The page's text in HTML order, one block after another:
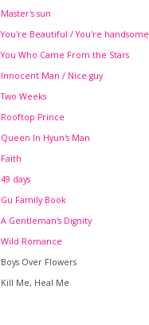
Master's sun
You're Beautiful / You're handsome
You Who Came From the Stars
Innocent Man / Nice guy
Two Weeks
Rooftop Prince
Queen In Hyun's Man
Faith
49 days
Gu Family Book
A Gentleman's Dignity
Wild Romance
Boys Over Flowers
Kill Me, Heal Me